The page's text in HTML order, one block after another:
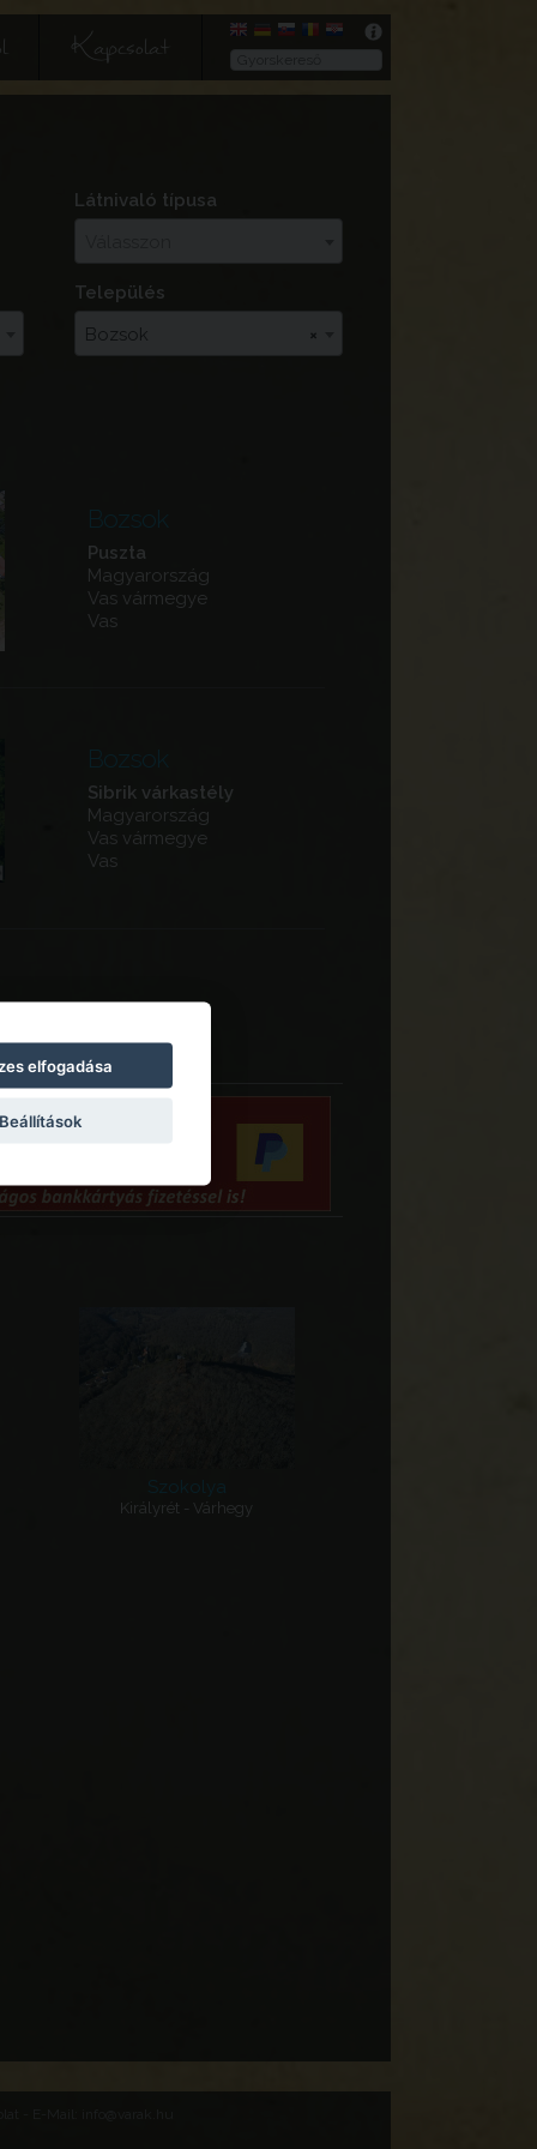
Kapcsolat
Látnivaló típusa
Település
×
Bozsok
Bozsok
Puszta
Magyarország
Vas vármegye
Vas
Bozsok
Sibrik várkastély
Magyarország
Vas vármegye
Vas
Szokolya
Királyrét - Várhegy
elfogadása
Beállítások